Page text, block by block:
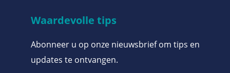
Waardevolle tips
Abonneer u op onze nieuwsbrief om tips en
updates te ontvangen.